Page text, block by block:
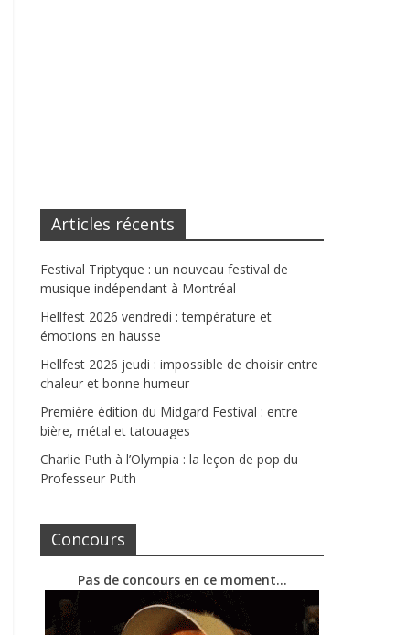
Articles récents
Festival Triptyque : un nouveau festival de
musique indépendant à Montréal
Hellfest 2026 vendredi : température et
émotions en hausse
Hellfest 2026 jeudi : impossible de choisir entre
chaleur et bonne humeur
Première édition du Midgard Festival : entre
bière, métal et tatouages
Charlie Puth à l’Olympia : la leçon de pop du
Professeur Puth
Concours
Pas de concours en ce moment…